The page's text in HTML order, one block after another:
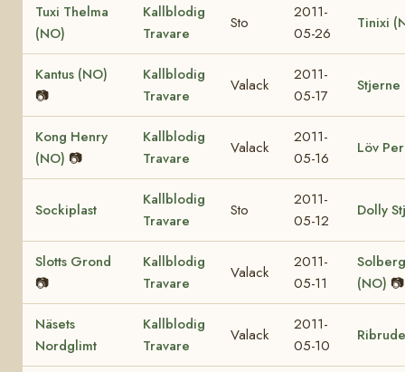
Tuxi Thelma
(NO)
Kallblodig
Travare
Sto
2011-
05-26
Tinixi
Kantus (NO)
📷
Kallblodig
Travare
Valack
2011-
05-17
Stjerne
Kong Henry
(NO) 📷
Kallblodig
Travare
Valack
2011-
05-16
Löv
Sockiplast
Kallblodig
Travare
Sto
2011-
05-12
Dolly
Slotts Grond
📷
Kallblodig
Travare
Valack
2011-
05-11
(NO) 📷
Näsets
Nordglimt
Kallblodig
Travare
Valack
2011-
05-10